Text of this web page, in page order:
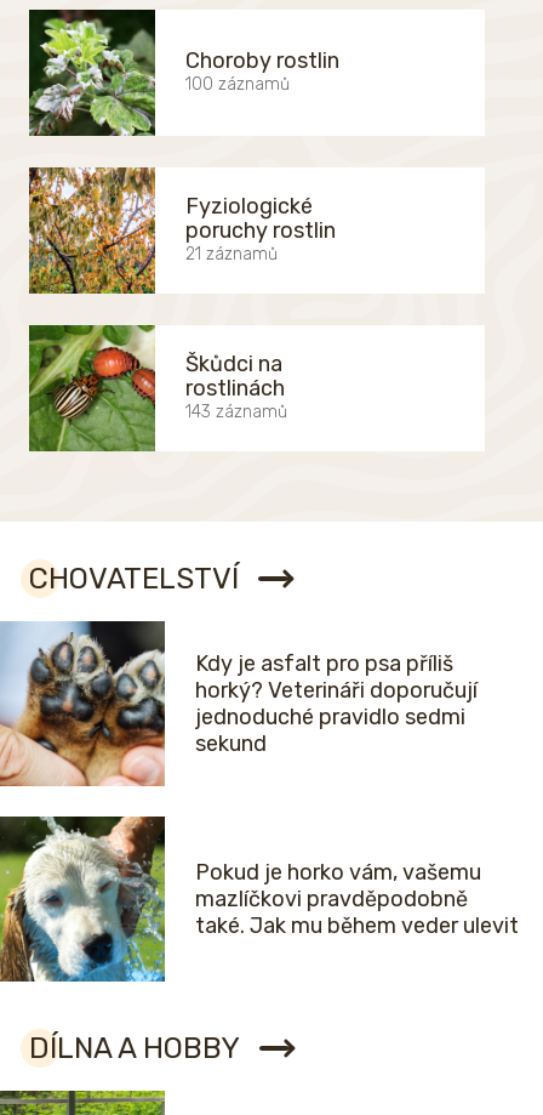
Choroby rostlin
100 záznamů
Fyziologické
poruchy rostlin
21 záznamů
Škůdci na
rostlinách
143 záznamů
CHOVATELSTVÍ
Kdy je asfalt pro psa příliš
horký? Veterináři doporučují
jednoduché pravidlo sedmi
sekund
Pokud je horko vám, vašemu
mazlíčkovi pravděpodobně
také. Jak mu během veder ulevit
DÍLNA A HOBBY